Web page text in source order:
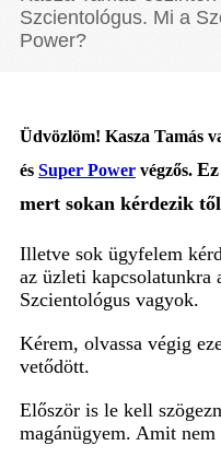
Szcientológus. Mi a
Power?
Üdvözlöm! Kasza Tamás
és Super Power végzős.
mert sokan kérdezik
Illetve sok ügyfelem
az üzleti kapcsolatunkra
Szcientológus vagyok.
Kérem, olvassa végig
vetődött.
Először is le kell
magánügyem. Amit